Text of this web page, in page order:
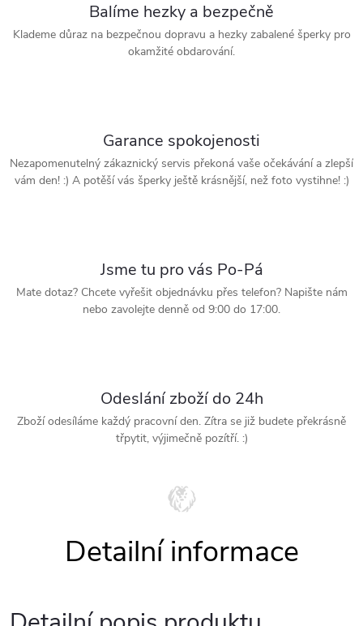
Balíme hezky a bezpečně
Klademe důraz na bezpečnou dopravu a hezky zabalené šperky pro
okamžité obdarování.
Garance spokojenosti
Nezapomenutelný zákaznický servis překoná vaše očekávání a zlepší
vám den! :) A potěší vás šperky ještě krásnější, než foto vystihne! :)
Jsme tu pro vás Po-Pá
Mate dotaz? Chcete vyřešit objednávku přes telefon? Napište nám
nebo zavolejte denně od 9:00 do 17:00.
Odeslání zboží do 24h
Zboží odesíláme každý pracovní den. Zítra se již budete překrásně
třpytit, výjimečně pozítří. :)